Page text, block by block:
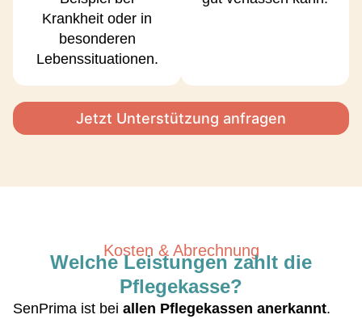
Krankheit oder in
besonderen
Lebenssituationen.
Jetzt Unterstützung anfragen
Kosten & Abrechnung
Welche Leistungen zahlt die
Pflegekasse?
SenPrima ist bei allen Pflegekassen anerkannt.